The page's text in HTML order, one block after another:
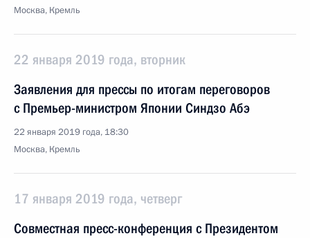
Москва, Кремль
22 января 2019 года, вторник
Заявления для прессы по итогам переговоров
с Премьер-министром Японии Синдзо Абэ
22 января 2019 года, 18:30
Москва, Кремль
17 января 2019 года, четверг
Совместная пресс-конференция с Президентом